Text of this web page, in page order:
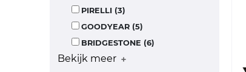
PIRELLI (3)
GOODYEAR (5)
BRIDGESTONE (6)
Bekijk meer